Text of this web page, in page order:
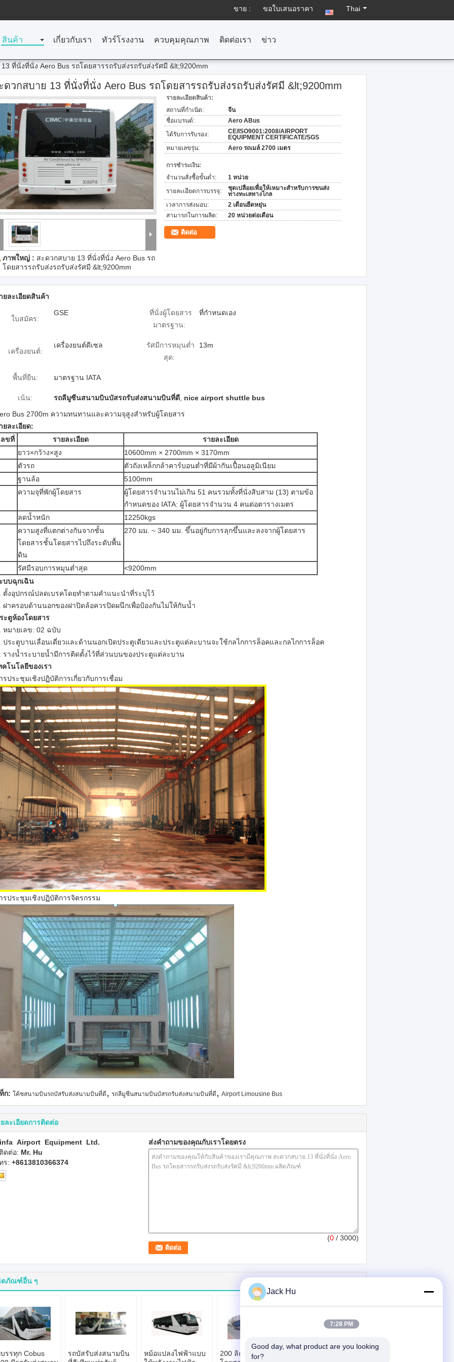
ขาย : ขอใบเสนอราคา Thai
สินค้า เกี่ยวกับเรา ทัวร์โรงงาน ควบคุมคุณภาพ ติดต่อเรา ข่าว
ที่นั่งที่นั่ง Aero Bus รถโดยสารรถรับส่งรถรับส่งรัศมี &lt;9200mm
ดวกสบาย 13 ที่นั่งที่นั่ง Aero Bus รถโดยสารรถรับส่งรถรับส่งรัศมี &lt;9200mm
ภาพใหญ่ : สะดวกสบาย 13 ที่นั่งที่นั่ง Aero Bus รถ
โดยสารรถรับส่งรถรับส่งรัศมี &lt;9200mm
รายละเอียดสินค้า:
สถานที่กำเนิด:
จีน
ชื่อแบรนด์:
Aero ABus
ได้รับการรับรอง:
CE/ISO9001:2008/AIRPORT
EQUIPMENT CERTIFICATE/SGS
หมายเลขรุ่น:
Aero รถเมล์ 2700 เมตร
การชำระเงิน:
จำนวนสั่งซื้อขั้นต่ำ:
1 หน่วย
รายละเอียดการบรรจุ:
ชุดเปลือยเพื่อให้เหมาะสำหรับการขนส่ง
ทางทะเลทางไกล
เวลาการส่งมอบ:
2 เดือนยืดหยุ่น
สามารถในการผลิต:
20 หน่วยต่อเดือน
ติดต่อ
ยละเอียดสินค้า
ใบสมัคร:
GSE
ที่นั่งผู้โดยสาร
มาตรฐาน:
ที่กำหนดเอง
เครื่องยนต์:
เครื่องยนต์ดีเซล
รัศมีการหมุนต่ำ
สุด:
13m
พื้นที่ยืน: มาตรฐาน IATA
เน้น: รถลีมูซีนสนามบินบัสรถรับส่งสนามบินที่ดี nice airport shuttle bus
Bus 2700m ความทนทานและความจุสูงสำหรับผู้โดยสาร
ยละเอียด:
ลขที่
รายละเอียด
รายละเอียด
ยาว×กว้าง×สูง
10600mm × 2700mm × 3170mm
ตัวรถ
ตัวถังเหล็กกล้าคาร์บอนต่ำที่มีผ้ากันเปื้อนอลูมิเนียม
ฐานล้อ
5100mm
ความจุที่พักผู้โดยสาร
ผู้โดยสารจำนวนไม่เกิน 51 คนรวมทั้งที่นั่งสิบสาม (13) ตามข้อ
กำหนดของ IATA: ผู้โดยสารจำนวน 4 คนต่อตารางเมตร
ลดน้ำหนัก
12250kgs
ความสูงที่แตกต่างกันจากชั้น
โดยสารชั้นโดยสารไปถึงระดับพื้น
ดิน
270 มม. ~ 340 มม. ขึ้นอยู่กับการลุกขึ้นและลงจากผู้โดยสาร
รัศมีรอบการหมุนต่ำสุด
<9200mm
บบฉุกเฉิน
ตั้งอุปกรณ์ปลดเบรคโดยทำตามคำแนะนำที่ระบุไว้
ฝาครอบด้านนอกของฝาปิดล้อควรปิดผนึกเพื่อป้องกันไม่ให้กันน้ำ
ะตูห้องโดยสาร
หมายเลข: 02 ฉบับ
ประตูบานเลื่อนเดี่ยวและด้านนอกเปิดประตูเดียวและประตูแต่ละบานจะใช้กลไกการล็อคและกลไกการล็อค
รางน้ำระบายน้ำมีการติดตั้งไว้ที่ส่วนบนของประตูแต่ละบาน
คโนโลยีของเรา
รประชุมเชิงปฏิบัติการเกี่ยวกับการเชื่อม
รประชุมเชิงปฏิบัติการจิตรกรรม
ก: โค้ชสนามบินรถบัสรับส่งสนามบินที่ดี , รถลีมูซีนสนามบินบัสรถรับส่งสนามบินที่ดี , Airport Limousine Bus
ละเอียดการติดต่อ
Airport Equipment Ltd.
ดต่อ: Mr. Hu
ร: +8613810366374
ส่งคำถามของคุณกับเราโดยตรง
(0 / 3000)
ตภัณฑ์อื่น ๆ
รรทุก Cobus
รถบัสรับส่งสนามบิน
หม้อแปลงไฟฟ้าแบบ
200 ลิตร 110 ผู้
Jack Hu
7:28 PM
Good day, what product are you looking
for?